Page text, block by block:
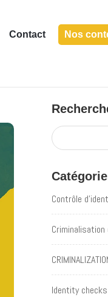
Contact Nos
Contrôle
Identity checks